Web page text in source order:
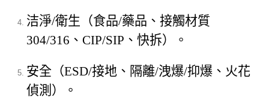
洁淨/衛生（食品/藥品、接觸材質
304/316、CIP/SIP、快拆）。
安全（ESD/接地、隔離/洩爆/抑爆、火花
偵測）。